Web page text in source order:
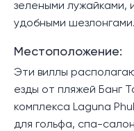
зелеными лужайками,
удобными шезлонгами.
Местоположение:
Эти виллы
езды от пляжей Банг
комплекса Laguna
для гольфа, спа-